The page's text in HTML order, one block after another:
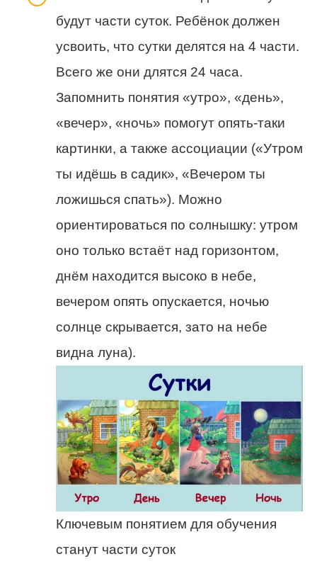
будут части суток. Ребёнок должен
усвоить, что сутки делятся на 4 части.
Всего же они длятся 24 часа.
Запомнить понятия «утро», «день»,
«вечер», «ночь» помогут опять-таки
картинки, а также ассоциации («Утром
ты идёшь в садик», «Вечером ты
ложишься спать»). Можно
ориентироваться по солнышку: утром
оно только встаёт над горизонтом,
днём находится высоко в небе,
вечером опять опускается, ночью
солнце скрывается, зато на небе
видна луна).
Ключевым понятием для обучения
станут части суток